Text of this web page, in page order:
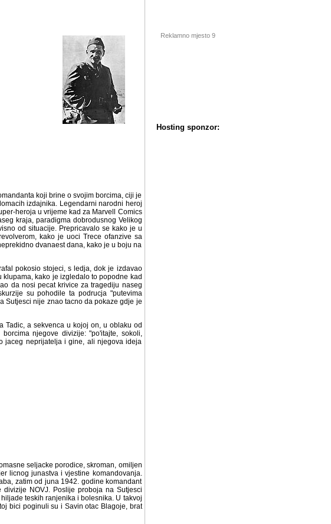
izdajnika. Legendarni narodni heroj iz
heroja u vrijeme kad za Marvell Comics
kraja, paradigma dobrodusnog Velikog
od situacije. Prepricavalo se kako je u
kako je uoci Trece ofanzive sa
dvanaest dana, kako je u boju na
klupama, kako je izgledalo to popodne kad
da nosi pecat krivice za tragediju naseg
su pohodile ta podrucja "putevima
Sutjesci nije znao tacno da pokaze gdje je
njegove divizije: "po'itajte, sokoli,
jaceg neprijatelja i gine, ali njegova ideja
junastva i vjestine komandovanja. Bio
od juna 1942. godine komandant Pete
Poslije proboja na Sutjesci neprijatelj
ranjenika i bolesnika. U takvoj situaciji,
su i Savin otac Blagoje, brat Janko i